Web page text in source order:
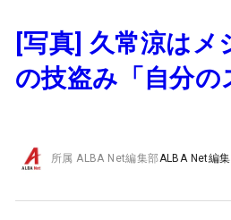
[写真] 久常涼は
の技盗み「自分の
所属ALBA Net編集部ALBA Net編